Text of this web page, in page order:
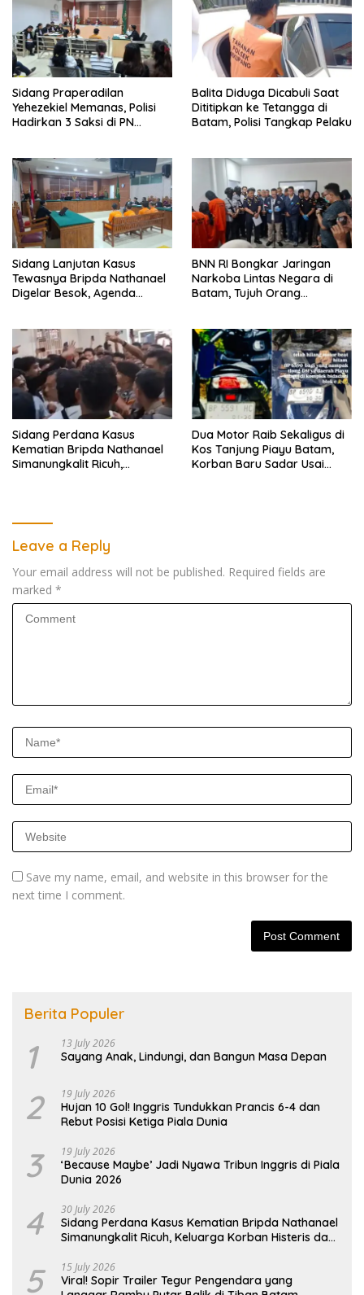
Sidang Praperadilan
Yehezekiel Memanas, Polisi
Hadirkan 3 Saksi di PN
Balita Diduga Dicabuli Saat
Dititipkan ke Tetangga di
Batam, Polisi Tangkap Pelaku
Sidang Lanjutan Kasus
Tewasnya Bripda Nathanael
Digelar Besok, Agenda
BNN RI Bongkar Jaringan
Narkoba Lintas Negara di
Batam, Tujuh Orang
Sidang Perdana Kasus
Kematian Bripda Nathanael
Simanungkalit Ricuh,
Dua Motor Raib Sekaligus di
Kos Tanjung Piayu Batam,
Korban Baru Sadar Usai
Leave a Reply
Your email address will not be published. Required fields are
marked *
Save my name, email, and website in this browser for the
next time I comment.
Berita Populer
1 13 July 2026
Sayang Anak, Lindungi, dan Bangun Masa Depan
2 19 July 2026
Hujan 10 Gol! Inggris Tundukkan Prancis 6-4 dan
Rebut Posisi Ketiga Piala Dunia
3 19 July 2026
‘Because Maybe’ Jadi Nyawa Tribun Inggris di Piala
Dunia 2026
4 30 July 2026
Sidang Perdana Kasus Kematian Bripda Nathanael
Simanungkalit Ricuh, Keluarga Korban Histeris dan
5 15 July 2026
Viral! Sopir Trailer Tegur Pengendara yang